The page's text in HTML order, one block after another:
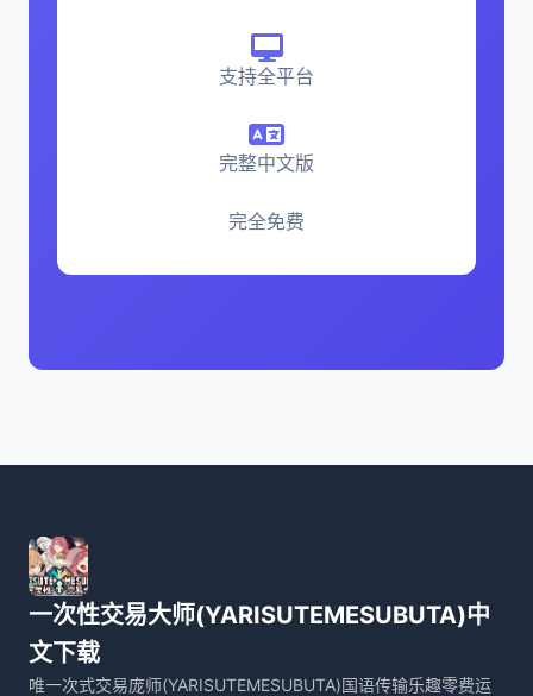
支持全平台
完整中文版
完全免费
一次性交易大师(YARISUTEMESUBUTA)中
文下载
唯一次式交易庞师(YARISUTEMESUBUTA)国语传输乐趣零费运